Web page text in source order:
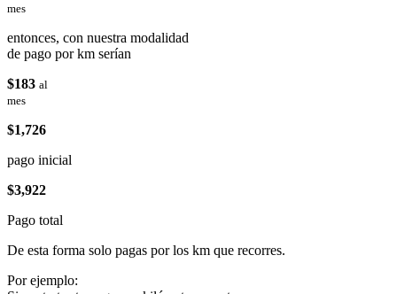
mes
entonces, con nuestra modalidad
de pago por km serían
$183 al
mes
$1,726
pago inicial
$3,922
Pago total
De esta forma solo pagas por los km que recorres.
Por ejemplo: